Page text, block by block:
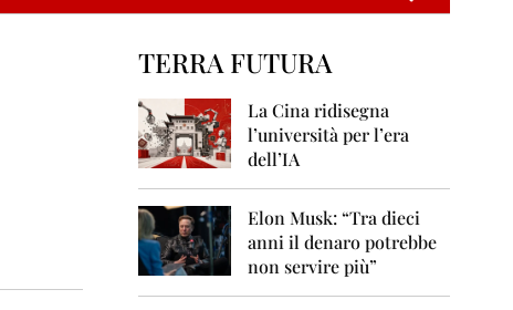
2
TERRA FUTURA
La Cina ridisegna
l’università per l’era
dell’IA
Elon Musk: “Tra dieci
anni il denaro potrebbe
non servire più”